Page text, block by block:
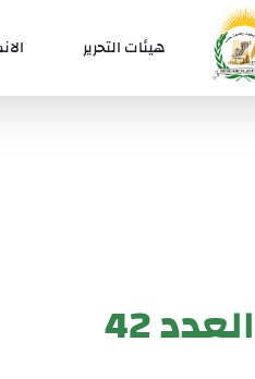
هيئات التحرير